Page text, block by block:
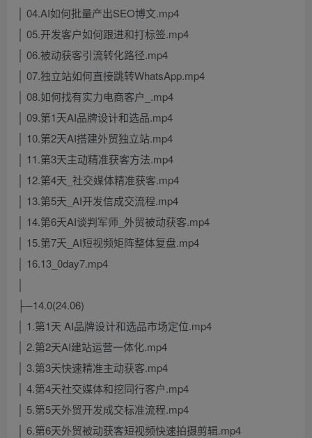
│ 04.AI如何批量产出SEO博文.mp4
│ 05.开发客户如何跟进和打标签.mp4
│ 06.被动获客引流转化路径.mp4
│ 07.独立站如何直接跳转WhatsApp.mp4
│ 08.如何找有实力电商客户_.mp4
│ 09.第1天AI品牌设计和选品.mp4
│ 10.第2天AI搭建外贸独立站.mp4
│ 11.第3天主动精准获客方法.mp4
│ 12.第4天_社交媒体精准获客.mp4
│ 13.第5天_AI开发信成交流程.mp4
│ 14.第6天AI谈判军师_外贸被动获客.mp4
│ 15.第7天_AI短视频矩阵整体复盘.mp4
│ 16.13_0day7.mp4
│
├─14.0(24.06)
│ 1.第1天 AI品牌设计和选品市场定位.mp4
│ 2.第2天AI建站运营一体化.mp4
│ 3.第3天快速精准主动获客.mp4
│ 4.第4天社交媒体和挖同行客户.mp4
│ 5.第5天外贸开发成交标准流程.mp4
│ 6.第6天外贸被动获客短视频快速拍摄剪辑.mp4